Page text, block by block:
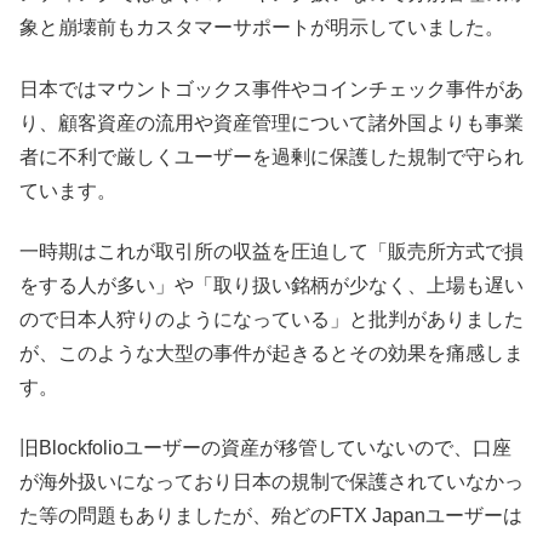
象と崩壊前もカスタマーサポートが明示していました。
日本ではマウントゴックス事件やコインチェック事件があ
り、顧客資産の流用や資産管理について諸外国よりも事業
者に不利で厳しくユーザーを過剰に保護した規制で守られ
ています。
一時期はこれが取引所の収益を圧迫して「販売所方式で損
をする人が多い」や「取り扱い銘柄が少なく、上場も遅い
ので日本人狩りのようになっている」と批判がありました
が、このような大型の事件が起きるとその効果を痛感しま
す。
旧Blockfolioユーザーの資産が移管していないので、口座
が海外扱いになっており日本の規制で保護されていなかっ
た等の問題もありましたが、殆どのFTX Japanユーザーは